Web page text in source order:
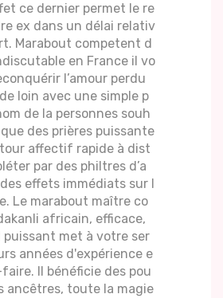
ce dernier permet le re
ex dans un délai relativ
Marabout competent d
en France il vo
l’amour perdu
loin avec une simple p
de la personnes souh
des prières puissante
affectif rapide à dist
par des philtres d’a
effets immédiats sur l
Le marabout maître co
africain, efficace,
met à votre ser
années d'expérience e
Il bénéficie des pou
ancêtres, toute la magie